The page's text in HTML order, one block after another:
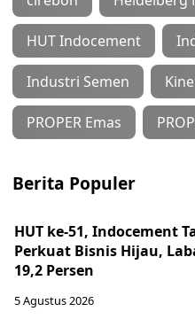
HUT Indocement
Industri Semen
PROPER Emas
Berita Populer
HUT ke-51, Indocement
Perkuat Bisnis Hijau,
19,2 Persen
5 Agustus 2026